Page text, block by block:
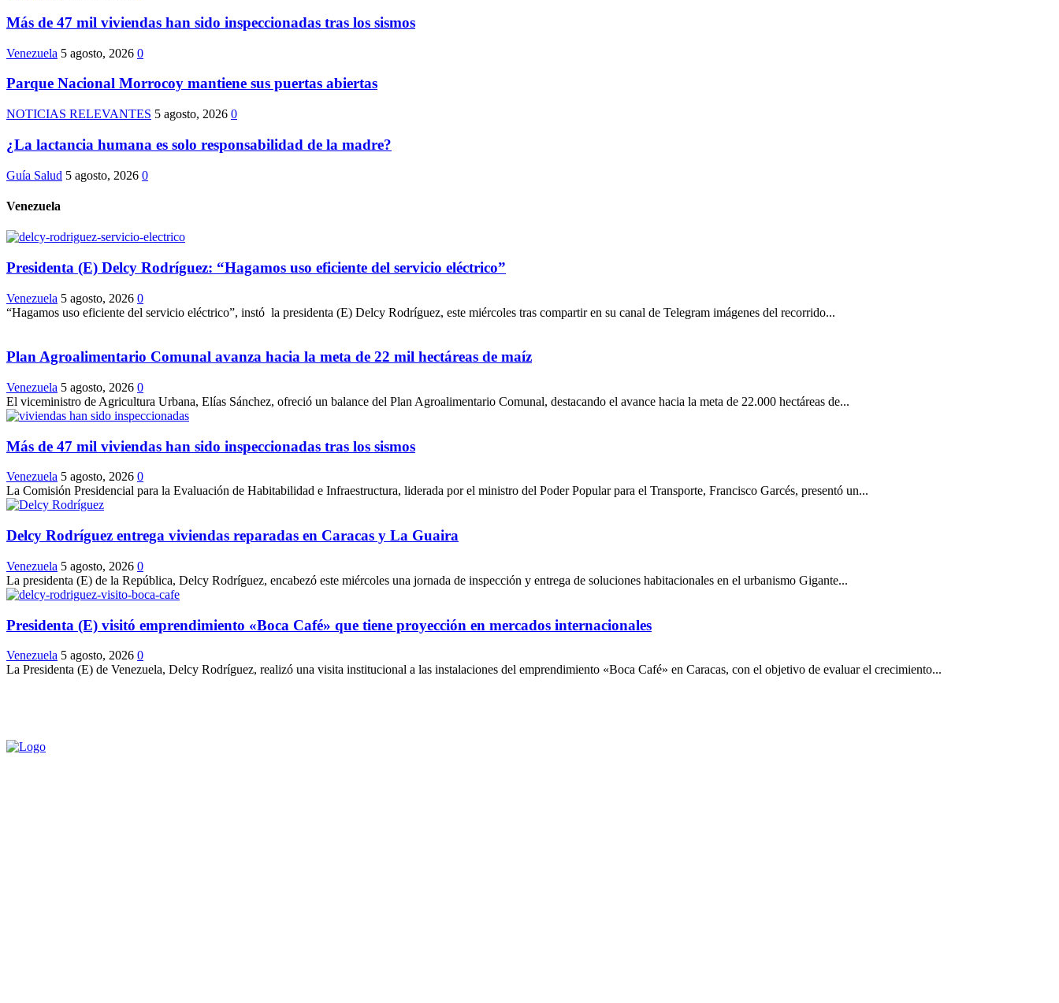
Más de 47 mil viviendas han sido inspeccionadas tras los sismos
Venezuela 5 agosto, 2026 0
Parque Nacional Morrocoy mantiene sus puertas abiertas
NOTICIAS RELEVANTES 5 agosto, 2026 0
¿La lactancia humana es solo responsabilidad de la madre?
Guía Salud 5 agosto, 2026 0
Venezuela
Presidenta (E) Delcy Rodríguez: “Hagamos uso eficiente del servicio eléctrico”
Venezuela 5 agosto, 2026 0
“Hagamos uso eficiente del servicio eléctrico”, instó la presidenta (E) Delcy Rodríguez, este miércoles tras compartir en su canal de Telegram imágenes del recorrido...
Plan Agroalimentario Comunal avanza hacia la meta de 22 mil hectáreas de maíz
Venezuela 5 agosto, 2026 0
El viceministro de Agricultura Urbana, Elías Sánchez, ofreció un balance del Plan Agroalimentario Comunal, destacando el avance hacia la meta de 22.000 hectáreas de...
Más de 47 mil viviendas han sido inspeccionadas tras los sismos
Venezuela 5 agosto, 2026 0
La Comisión Presidencial para la Evaluación de Habitabilidad e Infraestructura, liderada por el ministro del Poder Popular para el Transporte, Francisco Garcés, presentó un...
Delcy Rodríguez entrega viviendas reparadas en Caracas y La Guaira
Venezuela 5 agosto, 2026 0
La presidenta (E) de la República, Delcy Rodríguez, encabezó este miércoles una jornada de inspección y entrega de soluciones habitacionales en el urbanismo Gigante...
Presidenta (E) visitó emprendimiento «Boca Café» que tiene proyección en mercados internacionales
Venezuela 5 agosto, 2026 0
La Presidenta (E) de Venezuela, Delcy Rodríguez, realizó una visita institucional a las instalaciones del emprendimiento «Boca Café» en Caracas, con el objetivo de evaluar el crecimiento...